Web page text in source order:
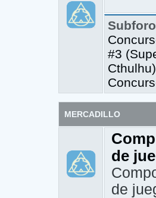
#3
Cthulhu)
MERCADILLO
de
de